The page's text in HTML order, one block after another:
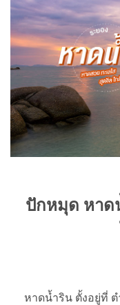
ปักหมุด หาด
หาดน้ำริน ตั้งอยู่ที่ ต